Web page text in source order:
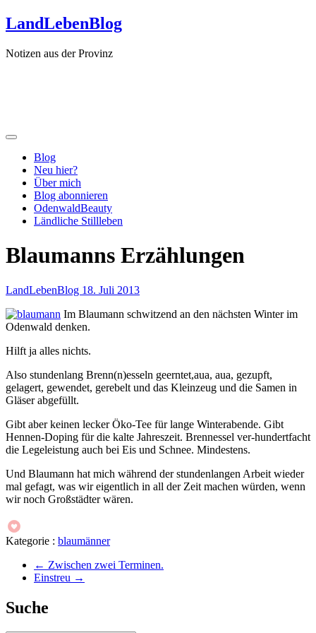
Zum
Inhalt
LandLebenBlog
Notizen aus der Provinz
Blog
Neu hier?
Über mich
Blog abonnieren
OdenwaldBeauty
Ländliche Stillleben
Blaumanns Erzählungen
LandLebenBlog 18. Juli 2013
Im Blaumann schwitzend an den nächsten Winter im
Odenwald denken.
Hilft ja alles nichts.
Also stundenlang Brenn(n)esseln geerntet,aua, aua, gezupft,
gelagert, gewendet, gerebelt und das Kleinzeug und die Samen in
Gläser abgefüllt.
Gibt aber keinen lecker Öko-Tee für lange Winterabende. Gibt
Hennen-Doping für die kalte Jahreszeit. Brennessel ver-hundertfacht
die Legeleistung auch bei Eis und Schnee. Mindestens.
Und Blaumann hat mich während der stundenlangen Arbeit wieder
mal gefagt, was wir eigentlich in all der Zeit machen würden, wenn
wir noch Großstädter wären.
Kategorie : blaumänner
← Zwischen zwei Terminen.
Einstreu →
Suche